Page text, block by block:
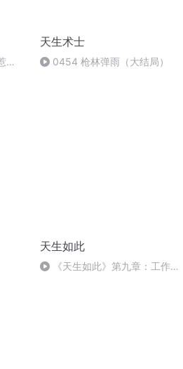
天生术士
0454 枪林弹雨（大结局）
天生如此
《天生如此》第九章：工作场